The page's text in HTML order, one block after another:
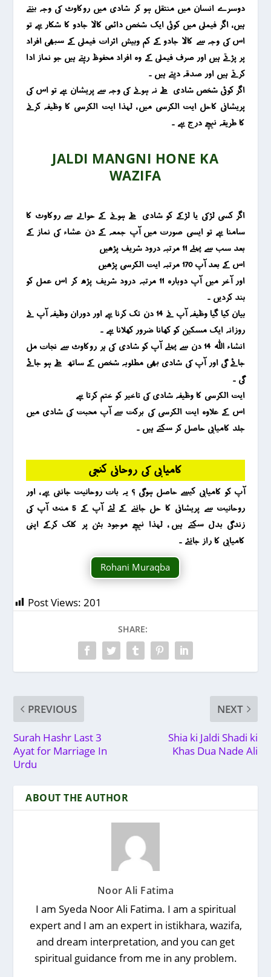
دوسرے انسان میں منتقل ہو کر شادی میں روکاوٹ کی وجہ بنتے
ہیں ، اگر فیملی میں کوئی ایک شخص دائمی کالا جادو کا شکار ہے تو
اس کی وجہ سے کالا جادو کے کم وبیش اثرات فیملی کے سبھی افراد
پر پڑتے ہیں اور صرف فیملی کے وہ افراد محفوظ رہتے ہیں جو نماز ادا
کرتے ہیں اور صدقہ دیتے ہیں ۔
اگر کوئی شخص شادی طے نہ ہونے کی وجہ سے پریشان ہے تو اس کی
پریشانی کاحل ایت الکرسی میں ، لہذا ایت الکرسی کا وظیفہ کرنے
کا طریقہ نیچے درج ہے ۔
JALDI MANGNI HONE KA
WAZIFA
اگر کسی لڑکی یا لڑکے کو شادی طے ہونے کے حوالے سے روکاوٹ کا
سامنا ہے تو ایسی صؤرت میں آپ جمعہ کے دن عشاء کی نماز کے
بعد سب سے پہلے 11 مرتبہ درود شریف پڑھیں
اس کے بعد آپ 170 مرتبہ ایت الکرسی پڑھیں
اور آخر میں آپ دوبارہ 11 مرتبہ درود شریف پڑھ کر اس عمل کو
بند کردیں ۔
بیان کیا گیا وظیفہ آپ نے 14 دن تک کرنا ہے اور دوران وظیفہ آپ نے
روزانہ ایک مسکین کو کھانا ضرور کھلانا ہے ۔
انشاء اللہ 14 دن سے پہلے آپ کو شادی کی ہر روکاوٹ سے نجات مل
جائے گی اور آپ کی شادی بھی مطلوبہ شخص کے ساتھ طے ہو جائے
گی ۔
ایت الکرسی کا وظیفہ شادی کی تاخیر کو ختم کرتا ہے
اس کے علاوہ ایت الکرسی کی برکت سے آپ محبت کی شادی میں
جلد کامیابی حاصل کر سکتے ہیں ۔
کامیابی کی روحانی کنجی
آپ کو کامیابی کیسے حاصل ہوگی ؟ یہ بات روحانیت جانتی ہے ، اور
روحانیت سے پریشانی کا حل جاننے کے لئے آپ کے 5 منٹ آپ کی
زندگی بدل سکتے ہیں ، لہذا نیچے موجود بٹن پر کلک کرکے اپنی
کامیابی کا راز جانئے ۔
Rohani Muraqba
Post Views: 201
SHARE:
PREVIOUS
Surah Hashr Last 3
Ayat for Marriage In
Urdu
NEXT
Shia ki Jaldi Shadi ki
Khas Dua Nade Ali
ABOUT THE AUTHOR
Noor Ali Fatima
I am Syeda Noor Ali Fatima. I am a spiritual
expert and I am an expert in istikhara, wazifa,
and dream interpretation, and you can get
spiritual guidance from me in any problem.